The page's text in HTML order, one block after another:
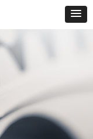
对象的实例。